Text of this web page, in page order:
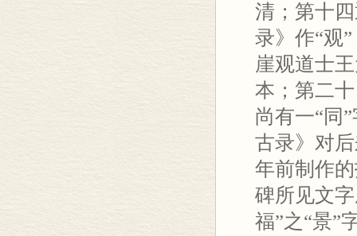
清；第十
录》作“观
崖观道士
本；第二
尚有一“同
古录》对
年前制作
碑所见文
福”之“景”